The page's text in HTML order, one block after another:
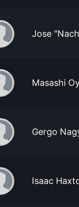
Jose
Masashi
Gergo
Isaac